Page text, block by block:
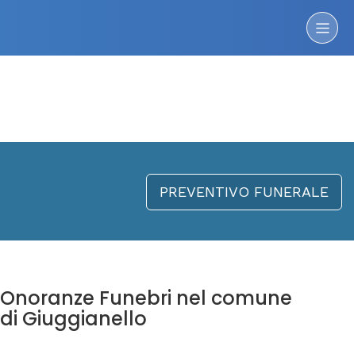
PREVENTIVO FUNERALE
Onoranze Funebri nel comune
di Giuggianello